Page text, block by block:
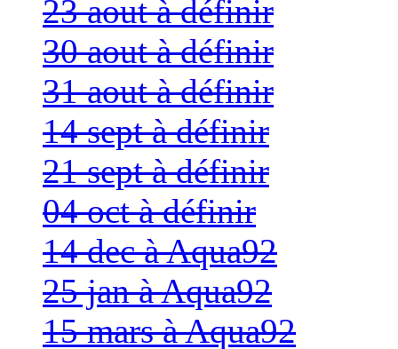
23 aout à définir
30 aout à définir
31 aout à définir
14 sept à définir
21 sept à définir
04 oct à définir
14 dec à Aqua92
25 jan à Aqua92
15 mars à Aqua92